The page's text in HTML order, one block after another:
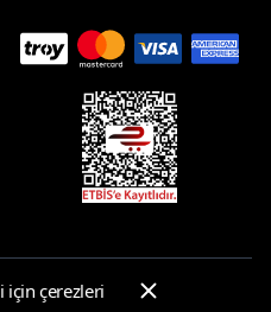
için çerezleri